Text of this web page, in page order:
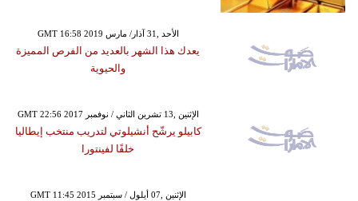
GMT 16:58 2019 الأحد ,31 آذار/ مارس
يعدك هذا الشهر بالعديد من الفرص المميزة
والحيوية
GMT 22:56 2017 الإثنين ,13 تشرين الثاني / نوفمبر
كابيلو يرشّح أنشيلوتي لتدريب منتخب إيطاليا
خلفًا لفينتورا
GMT 11:45 2015 الإثنين ,07 أيلول / سبتمبر